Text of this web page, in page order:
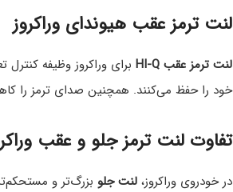
لنت ترمز عقب هیوندای وراکروز
لنت ترمز عقب HI-Q
برای وراکروز وظیفه
خود را حفظ می‌کنند. همچنین صدای ترمز را
تفاوت لنت ترمز جلو و عقب
در خودروی وراکروز،لنت جلو بزرگ‌تر و